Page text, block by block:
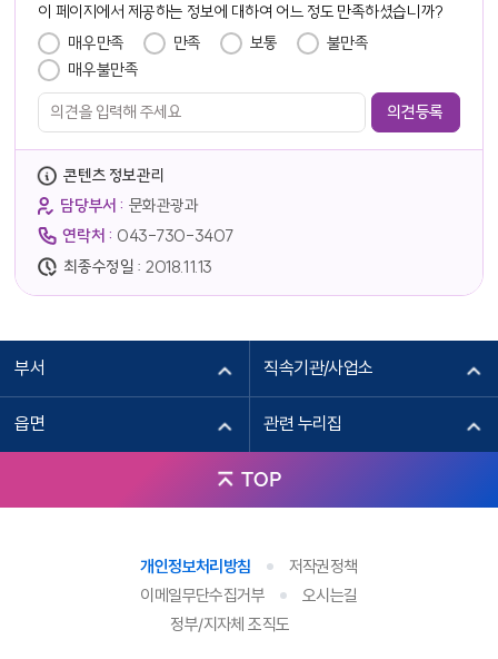
이 페이지에서 제공하는 정보에 대하여 어느 정도 만족하셨습니까?
매우만족 만족 보통
불만족
매우불만족
콘텐츠 정보관리
담당부서 : 문화관광과
연락처 : 043-730-3407
최종수정일 : 2018.11.13
부서 직속기관/사업소
읍면 관련 누리집
TOP
개인정보처리방침
저작권정책
이메일무단수집거부
오시는길
정부/지자체 조직도